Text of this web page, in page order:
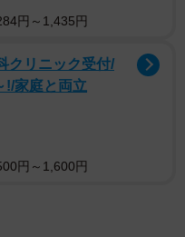
。近隣住民からの通報
」の疑いで署まで連行さ
「遊びのつもりだった
官の表情は厳しいままで
罪になるのか、まこと
円～1,435円
クリニック受付/
!/家庭と両立
円～1,600円